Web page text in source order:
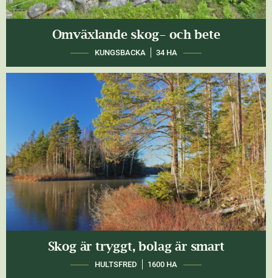
Omväxlande skog- och bete
KUNGSBACKA 34 HA
Skog är tryggt, bolag är smart
HULTSFRED 1600 HA